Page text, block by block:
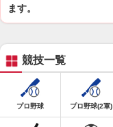
ます。
競技一覧
プロ野球 プロ野球(2軍)